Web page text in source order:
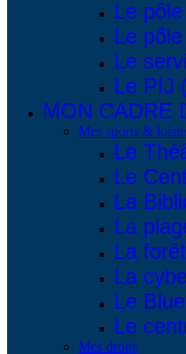
Le
Le
Le
Le PIJ
MON CADRE
Mes sports &
Le
Le
La
La
La forêt
La
Le
Le
Mes droits